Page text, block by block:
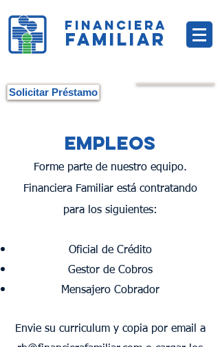
FINANCIERA
FAMILIAR
Solicitar Préstamo
empleos
Forme parte de nuestro equipo.
Financiera Familiar está contratando
para los siguientes:
Oficial de Crédito
​Gestor de Cobros
​Mensajero Cobrador
Envie su curriculum y copia por email a